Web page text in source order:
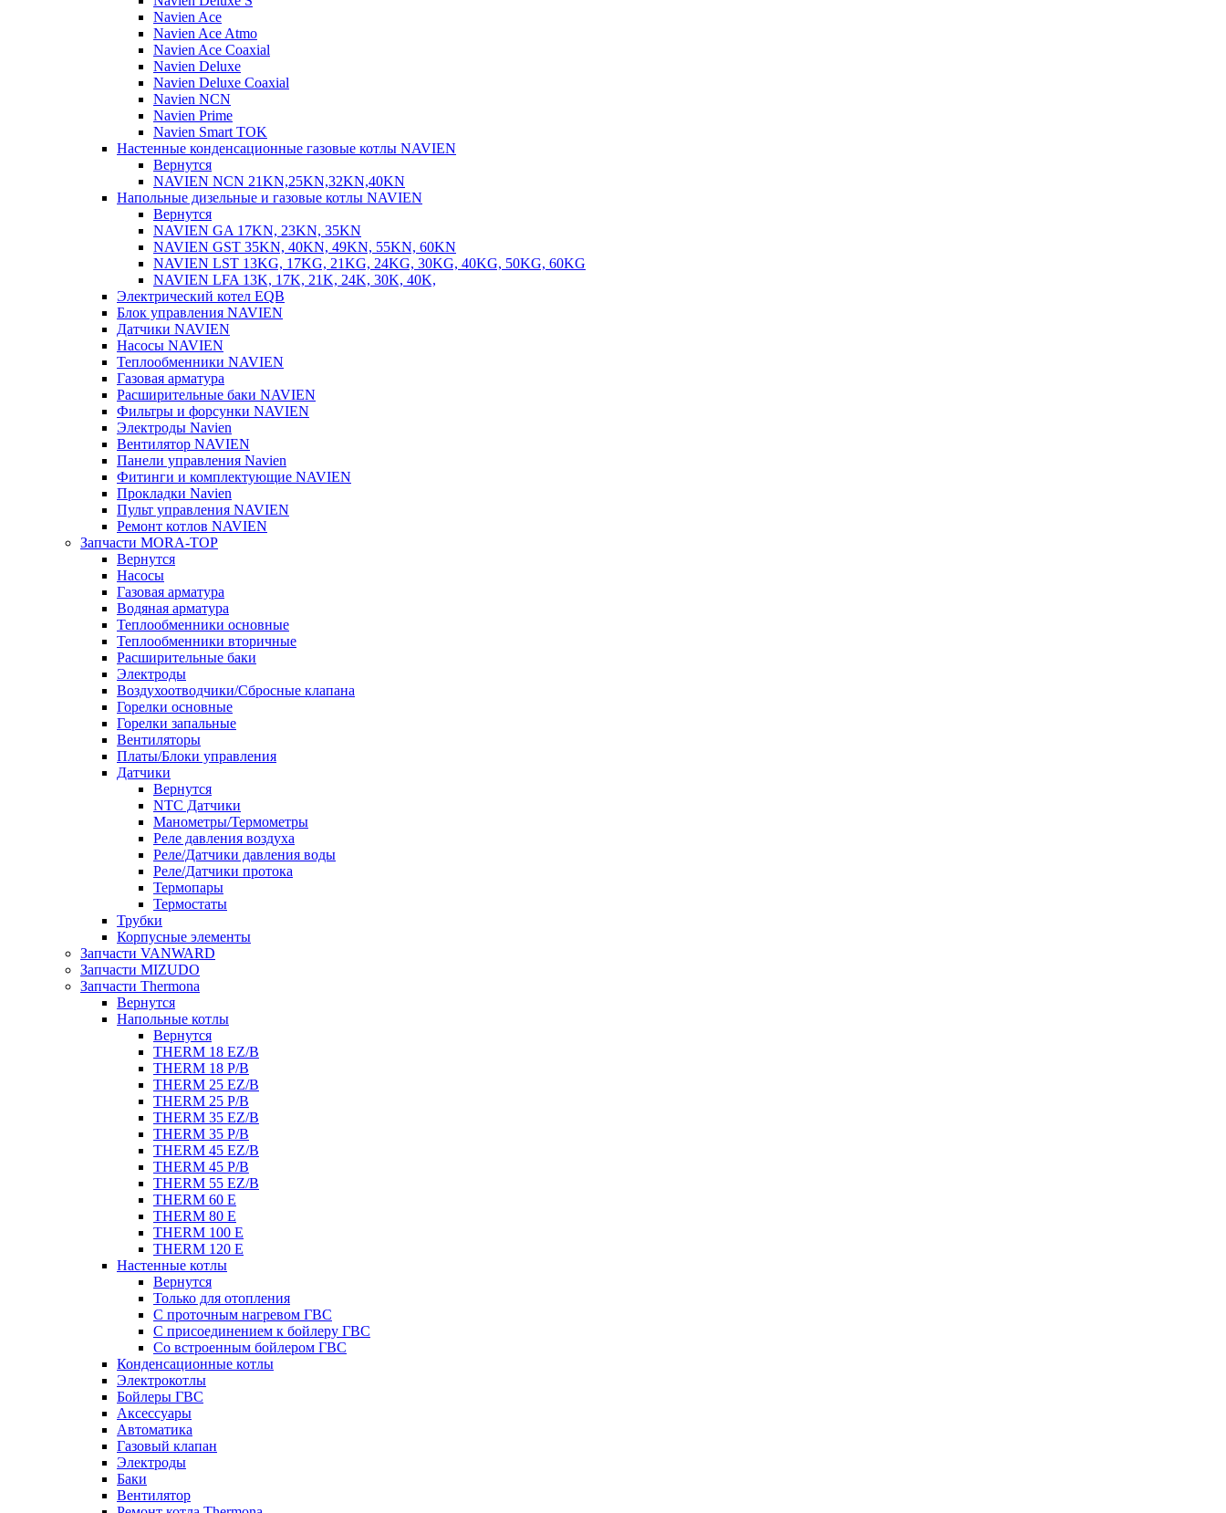
Navien Ace
Navien Ace Atmo
Navien Ace Coaxial
Navien Deluxe
Navien Deluxe Coaxial
Navien NCN
Navien Prime
Navien Smart TOK
Настенные конденсационные газовые котлы NAVIEN
Вернутся
NAVIEN NCN 21KN,25KN,32KN,40KN
Напольные дизельные и газовые котлы NAVIEN
Вернутся
NAVIEN GA 17KN, 23KN, 35KN
NAVIEN GST 35KN, 40KN, 49KN, 55KN, 60KN
NAVIEN LST 13KG, 17KG, 21KG, 24KG, 30KG, 40KG, 50KG, 60KG
NAVIEN LFA 13K, 17K, 21K, 24K, 30K, 40K,
Электрический котел EQB
Блок управления NAVIEN
Датчики NAVIEN
Насосы NAVIEN
Теплообменники NAVIEN
Газовая арматура
Расширительные баки NAVIEN
Фильтры и форсунки NAVIEN
Электроды Navien
Вентилятор NAVIEN
Панели управления Navien
Фитинги и комплектующие NAVIEN
Прокладки Navien
Пульт управления NAVIEN
Ремонт котлов NAVIEN
Запчасти MORA-TOP
Вернутся
Насосы
Газовая арматура
Водяная арматура
Теплообменники основные
Теплообменники вторичные
Расширительные баки
Электроды
Воздухоотводчики/Сбросные клапана
Горелки основные
Горелки запальные
Вентиляторы
Платы/Блоки управления
Датчики
Вернутся
NTC Датчики
Манометры/Термометры
Реле давления воздуха
Реле/Датчики давления воды
Реле/Датчики протока
Термопары
Термостаты
Трубки
Корпусные элементы
Запчасти VANWARD
Запчасти MIZUDO
Запчасти Thermona
Вернутся
Напольные котлы
Вернутся
THERM 18 EZ/B
THERM 18 P/B
THERM 25 EZ/B
THERM 25 P/B
THERM 35 EZ/B
THERM 35 P/B
THERM 45 EZ/B
THERM 45 P/B
THERM 55 EZ/B
THERM 60 E
THERM 80 E
THERM 100 E
THERM 120 E
Настенные котлы
Вернутся
Только для отопления
С проточным нагревом ГВС
С присоединением к бойлеру ГВС
Со встроенным бойлером ГВС
Конденсационные котлы
Электрокотлы
Бойлеры ГВС
Аксессуары
Автоматика
Газовый клапан
Электроды
Баки
Вентилятор